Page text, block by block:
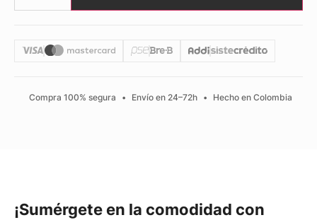
Compra 100% segura • Envío en 24–72h • Hecho en Colombia
¡Sumérgete en la comodidad con